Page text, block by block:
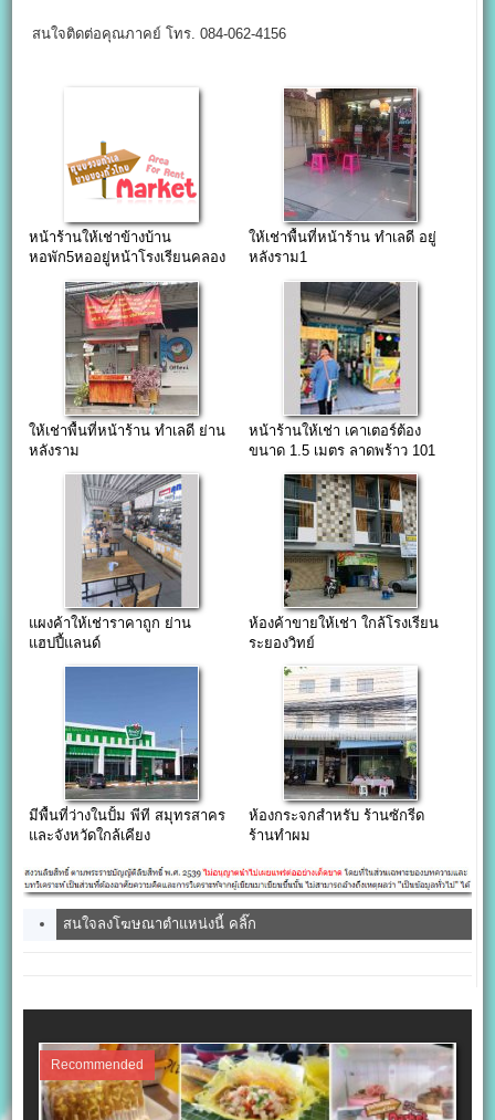
สนใจติดต่อคุณภาคย์ โทร. 084-062-4156
หน้าร้านให้เช่าข้างบ้าน
หอพัก5หออยู่หน้าโรงเรียนคลอง
ให้เช่าพื้นที่หน้าร้าน ทำเลดี อยู่
หลังราม1
ให้เช่าพื้นที่หน้าร้าน ทำเลดี ย่าน
หลังราม
หน้าร้านให้เช่า เคาเตอร์ต้อง
ขนาด 1.5 เมตร ลาดพร้าว 101
แผงค้าให้เช่าราคาถูก ย่าน
แฮปปี้แลนด์
ห้องค้าขายให้เช่า ใกล้โรงเรียน
ระยองวิทย์
มีพื้นที่ว่างในปั้ม พีที สมุทรสาคร
และจังหวัดใกล้เคียง
ห้องกระจกสำหรับ ร้านซักรีด
ร้านทำผม
สนใจลงโฆษณาตำแหน่งนี้ คลิ๊ก
Recommended